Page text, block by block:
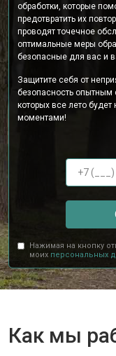
обработки, которые
предотвратить их
проводят точечное
оптимальные меры
безопасные для вас и
Защитите себя от
безопасность
которых все лето
моментами!
Нажимая на кнопку
моих персональных
Как мы